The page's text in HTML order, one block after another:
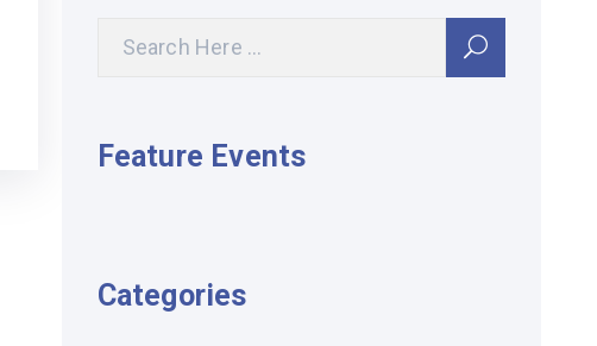
Feature Events
Categories